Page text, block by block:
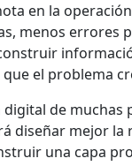
en la
menos errores
el problema
de muchas
diseñar mejor la
una capa